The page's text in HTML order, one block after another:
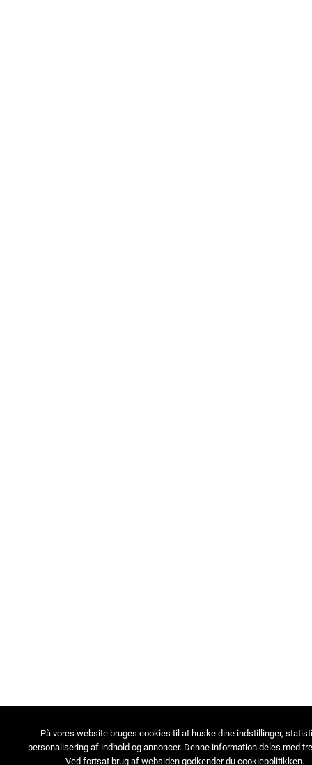
På vores website bruges cookies til at huske dine indstillinger,
personalisering af indhold og annoncer. Denne information deles med
Ved fortsat brug af websiden godkender du cookiepolitikken.